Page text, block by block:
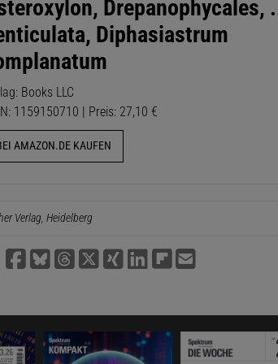
Drepanophycales,
Diphasiastrum
Books LLC
1159150710 | Preis: 27,10 €
AMAZON.DE KAUFEN
Verlag, Heidelberg